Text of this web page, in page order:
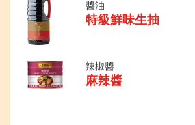
醬油
特級鮮味生抽
辣椒醬
麻辣醬